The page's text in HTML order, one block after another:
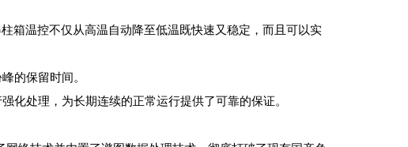
箱温控不仅从高温自动降至低温既快速又稳定，而且可以实
的保留时间。
处理，为长期连续的正常运行提供了可靠的保证。